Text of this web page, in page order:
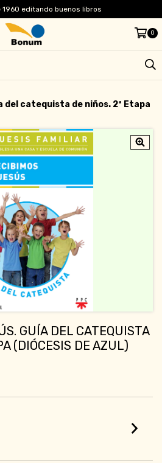
1960 editando buenos libros
0
del catequista de niños. 2ª Etapa
GUÍA DEL CATEQUISTA
(DIÓCESIS DE AZUL)